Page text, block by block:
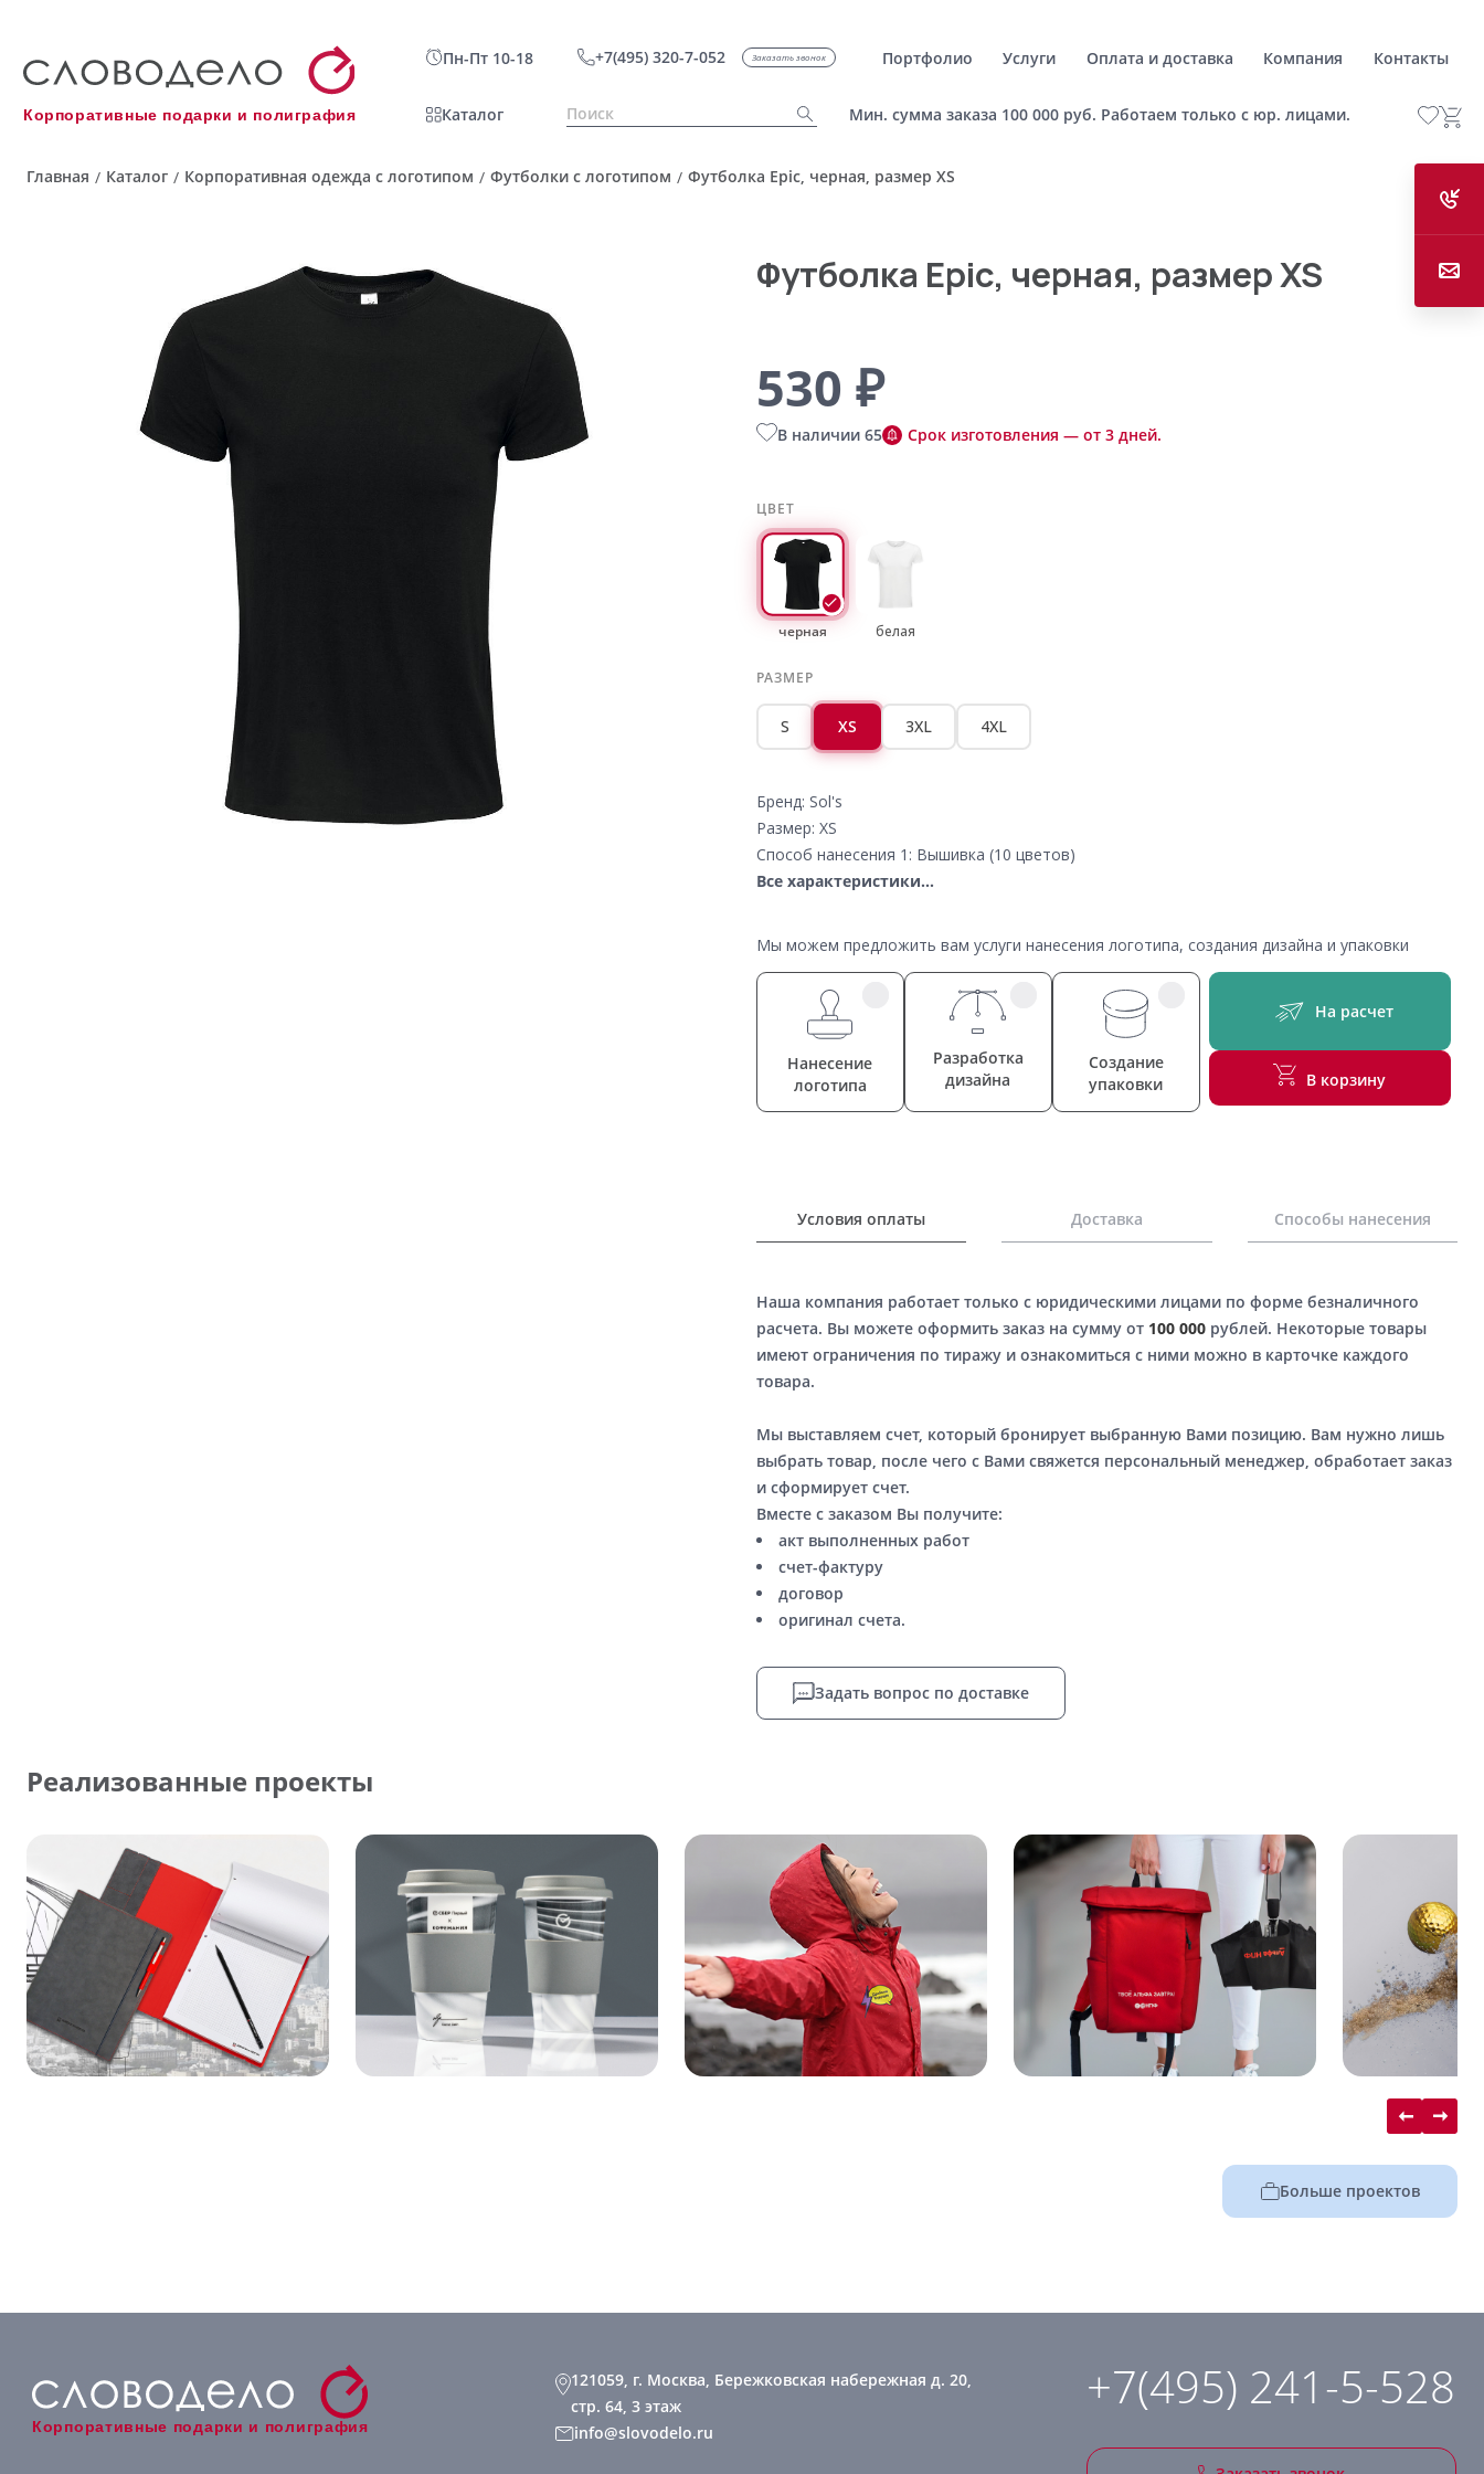
Корпоративные подарки и полиграфия
Пн-Пт 10-18 +7(495) 320-7-052 Заказать звонок Портфолио Услуги Оплата и доставка Компания Контакты
Каталог Мин. сумма заказа 100 000 руб. Работаем только с юр. лицами.
Главная / Каталог / Корпоративная одежда с логотипом / Футболки с логотипом / Футболка Epic, черная, размер XS
Футболка Epic, черная, размер XS
530 ₽
В наличии 65 Срок изготовления — от 3 дней.
ЦВЕТ
черная белая
РАЗМЕР
S XS 3XL 4XL
Бренд: Sol's
Размер: XS
Способ нанесения 1: Вышивка (10 цветов)
Все характеристики...
Мы можем предложить вам услуги нанесения логотипа, создания дизайна и упаковки
Нанесение
логотипа
Разработка
дизайна
Создание
упаковки
На расчет
В корзину
Условия оплаты Доставка Способы нанесения
Наша компания работает только с юридическими лицами по форме безналичного
расчета. Вы можете оформить заказ на сумму от 100 000рублей. Некоторые товары
имеют ограничения по тиражу и ознакомиться с ними можно в карточке каждого
товара.
Мы выставляем счет, который бронирует выбранную Вами позицию. Вам нужно лишь
выбрать товар, после чего с Вами свяжется персональный менеджер, обработает заказ
и сформирует счет.
Вместе с заказом Вы получите:
акт выполненных работ
счет-фактуру
договор
оригинал счета.
Задать вопрос по доставке
Реализованные проекты
Больше проектов
Корпоративные подарки и полиграфия
121059, г. Москва, Бережковская набережная д. 20,
стр. 64, 3 этаж
info@slovodelo.ru
+7(495) 241-5-528